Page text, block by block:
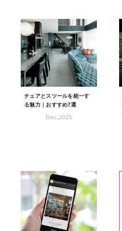
チェアとスツールを統一す
る魅力｜おすすめ7選
Dec,2025